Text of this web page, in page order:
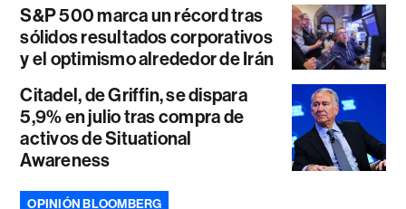
S&P 500 marca un récord tras
sólidos resultados corporativos
y el optimismo alrededor de Irán
Citadel, de Griffin, se dispara
5,9% en julio tras compra de
activos de Situational
Awareness
OPINIÓN BLOOMBERG